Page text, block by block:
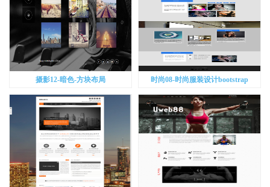
摄影12-暗色-方块布局 时尚08-时尚服装设计bootstrap